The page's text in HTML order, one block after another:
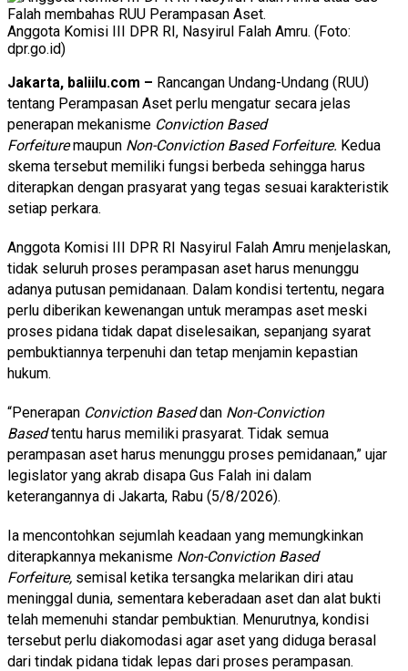
Anggota Komisi III DPR RI, Nasyirul Falah Amru. (Foto:
dpr.go.id)
Jakarta, baliilu.com – Rancangan Undang-Undang (RUU)
tentang Perampasan Aset perlu mengatur secara jelas
penerapan mekanisme Conviction Based
Forfeituremaupun Non-Conviction Based Forfeiture. Kedua
skema tersebut memiliki fungsi berbeda sehingga harus
diterapkan dengan prasyarat yang tegas sesuai karakteristik
setiap perkara.
Anggota Komisi III DPR RI Nasyirul Falah Amru menjelaskan,
tidak seluruh proses perampasan aset harus menunggu
adanya putusan pemidanaan. Dalam kondisi tertentu, negara
perlu diberikan kewenangan untuk merampas aset meski
proses pidana tidak dapat diselesaikan, sepanjang syarat
pembuktiannya terpenuhi dan tetap menjamin kepastian
hukum.
“Penerapan Conviction Baseddan Non-Conviction
Basedtentu harus memiliki prasyarat. Tidak semua
perampasan aset harus menunggu proses pemidanaan,” ujar
legislator yang akrab disapa Gus Falah ini dalam
keterangannya di Jakarta, Rabu (5/8/2026).
Ia mencontohkan sejumlah keadaan yang memungkinkan
diterapkannya mekanisme Non-Conviction Based
Forfeiture, semisal ketika tersangka melarikan diri atau
meninggal dunia, sementara keberadaan aset dan alat bukti
telah memenuhi standar pembuktian. Menurutnya, kondisi
tersebut perlu diakomodasi agar aset yang diduga berasal
dari tindak pidana tidak lepas dari proses perampasan.